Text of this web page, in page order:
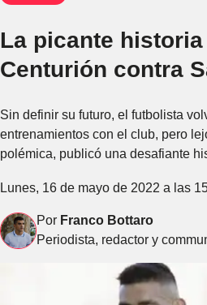
La picante
Centurión contra
Sin definir su futuro, el futbolista
entrenamientos con el club, pero
polémica, publicó una desafiante
Lunes, 16 de mayo de 2022 a las
Por Franco Bottaro
Periodista, redactor y